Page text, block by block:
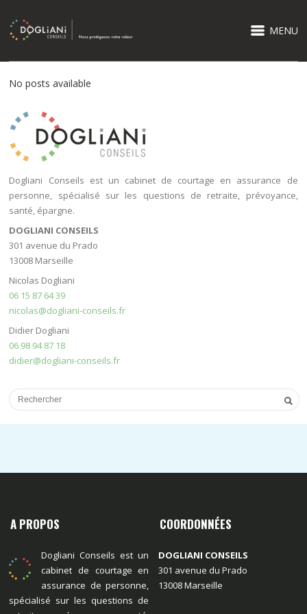
MENU
No posts available
Dogliani Conseils est un cabinet de courtage en assurance de
personne, spécialisé sur les questions de retraite, prévoyance,
santé, épargne.
DOGLIANI CONSEILS
301 avenue du Prado
13008 Marseille
Nicolas Dogliani
06 15 87 64 39
nicolas@dogliani-conseils.fr
Didier Dogliani
06 98 94 87 18
didier@dogliani-conseils.fr
A PROPOS
Dogliani Conseils est un
cabinet de courtage en
assurance de personne,
spécialisé sur les questions de
COORDONNÉES
DOGLIANI CONSEILS
301 avenue du Prado
13008 Marseille